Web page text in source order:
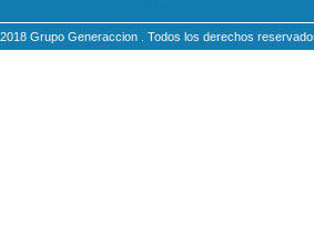
2018 Grupo Generaccion . Todos los derechos